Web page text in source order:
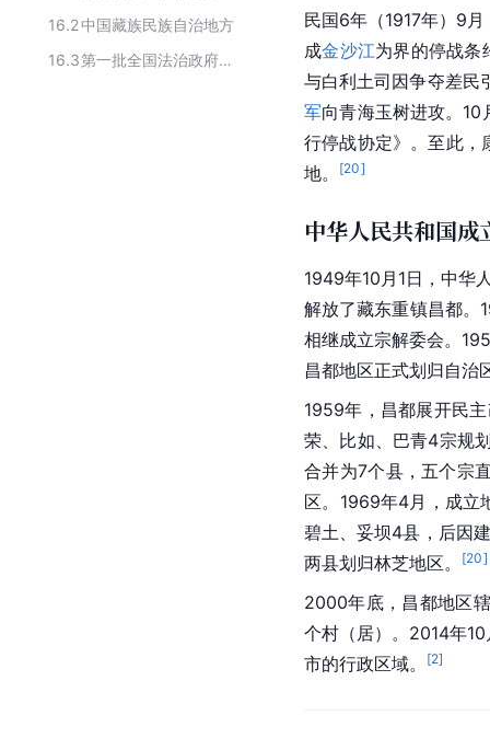
16.2中国藏族民族自治地方
16.3
第一批全国法治政府建设示范市（县、区）
民国6年（1917年）9
成金沙江为界的停战条
与白利土司因争夺差民
军向青海玉树进攻。10
行停战协定》。至此，
地。
[20]
中华人民共和国成
1949年10月1日，中华
解放了藏东重镇昌都。
相继成立宗解委会。
昌都地区正式划归自治
1959年，昌都展开民
荣、比如、 巴青4宗规
合并为7个县，五个宗
区。1969年4月，成立
碧土、妥坝4县，后因
两县划归林芝地区。 [20]
2000年底，昌都地区
个村（居）。2014年
市的行政区域。
[2]